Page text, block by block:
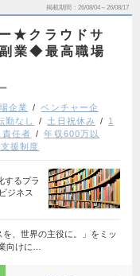
掲載期間 26/08/04～26/08/17
★クラウドサ
業◆最高職場
場企業
ベンチャー企
勤なし 土日祝休み
1
責任者
年収600万以
援制度
するプラ
ジネス
、世界の主役に。」をミッ
向けに…